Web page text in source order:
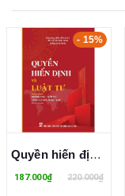
- 15%
Quyền hiến định và luật tư: Những phát triển mới trên thế giới và Việt Nam (Sách chuyên khảo)
187.000₫ 220.000₫